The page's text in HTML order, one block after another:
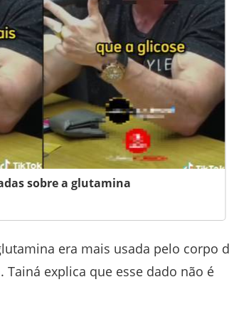
sobre a glutamina
era mais usada pelo corpo
explica que esse dado não é